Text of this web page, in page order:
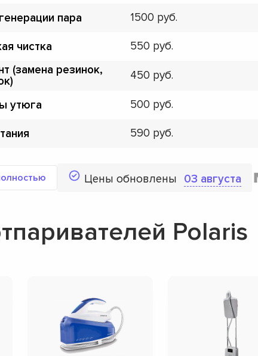
пара 1500
чистка 550
(замена резинок,
450
утюга 500
590
Цены обновлены 03 августа
Polaris